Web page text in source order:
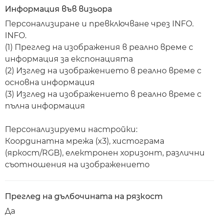
Информация във визьора
Персонализиране и превключване чрез INFO.
INFO.
(1) Преглед на изображения в реално време с
информация за експонацията
(2) Изглед на изображението в реално време с
основна информация
(3) Изглед на изображението в реално време с
пълна информация
Персонализируеми настройки:
Координатна мрежа (x3), хистограма
(яркост/RGB), електронен хоризонт, различни
съотношения на изображението
Преглед на дълбочината на рязкост
Да